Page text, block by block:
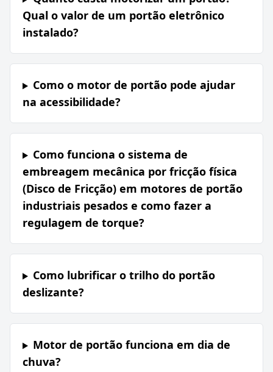
Qual o valor de um portão eletrônico
instalado?
Como o motor de portão pode ajudar
na acessibilidade?
Como funciona o sistema de
embreagem mecânica por fricção física
(Disco de Fricção) em motores de portão
industriais pesados e como fazer a
regulagem de torque?
Como lubrificar o trilho do portão
deslizante?
Motor de portão funciona em dia de
chuva?